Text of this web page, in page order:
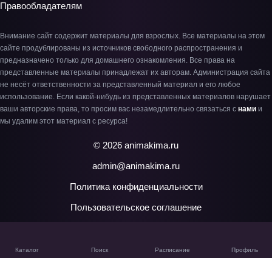
Каталог Поиск Расписание Профиль
Правообладателям
Внимание сайт содержит материалы для взрослых. Все материалы на этом
сайте продублированы из источников свободного распространения и
предназначено только для домашнего ознакомления. Все права на
представленные материалы принадлежат их авторам. Администрация сайта
не несёт ответственности за представленный материал и его любое
использование. Если какой-нибудь из представленных материалов нарушает
ваши авторские права, то просим вас незамедлительно связаться с нами и
мы удалим этот материал с ресурса!
© 2026 animakima.ru
admin@animakima.ru
Политика конфиденциальности
Пользовательское соглашение